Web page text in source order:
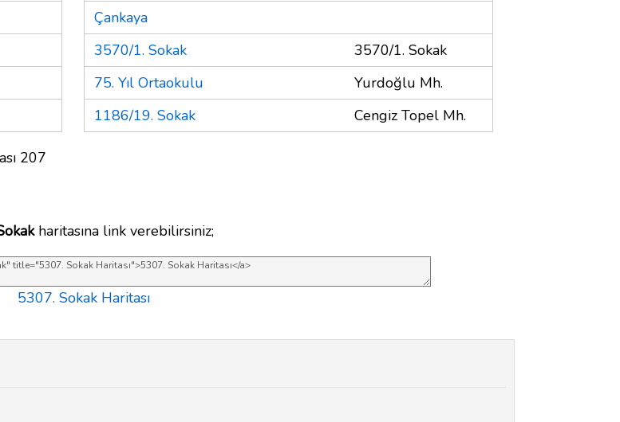
207
Çankaya
3570/1. Sokak
3570/1. Sokak
75. Yıl Ortaokulu
Yurdoğlu Mh.
1186/19. Sokak
Cengiz Topel Mh.
haritasına link verebilirsiniz;
5307. Sokak Haritası